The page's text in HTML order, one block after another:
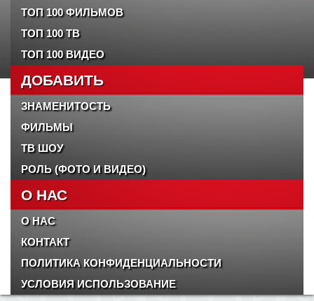
ТОП 100 ФИЛЬМОВ
ТОП 100 ТВ
ТОП 100 ВИДЕО
ДОБАВИТЬ
ЗНАМЕНИТОСТЬ
ФИЛЬМЫ
ТВ ШОУ
РОЛЬ (ФОТО И ВИДЕО)
О НАС
О НАС
КОНТАКТ
ПОЛИТИКА КОНФИДЕНЦИАЛЬНОСТИ
УСЛОВИЯ ИСПОЛЬЗОВАНИЕ